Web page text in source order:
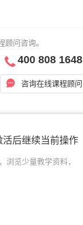
问咨询。
400 808 1648
咨询在线课程顾问
后继续当前操作
浏览少量教学资料，